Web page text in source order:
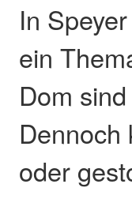
In
ein
Dom
Dennoch
oder